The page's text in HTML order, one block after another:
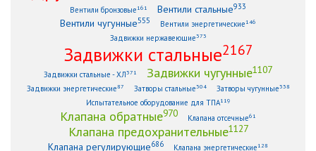
Вентили бронзовые161 Вентили стальные933
Вентили чугунные555 Вентили энергетические146
Задвижки нержавеющие373
Задвижки стальные2167
Задвижки стальные - ХЛ371 Задвижки чугунные1107
Задвижки энергетические87 Затворы стальные304 Затворы чугунные338
Испытательное оборудование для ТПА119
Клапана обратные970 Клапана отсечные61
Клапана предохранительные1127
Клапана регулирующие686 Клапана энергетические128